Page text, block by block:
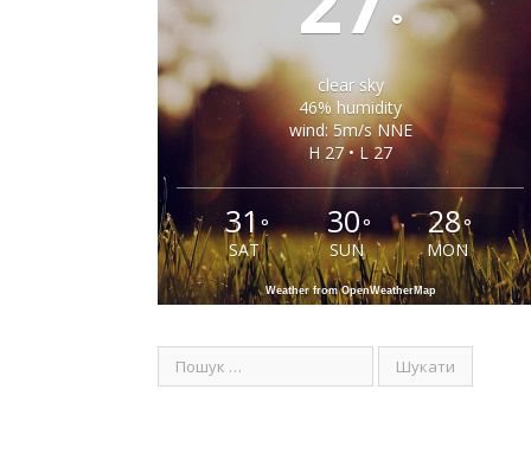
°
clear sky
46% humidity
wind: 5m/s NNE
H 27 • L 27
31°
SAT
30°
SUN
28°
MON
Weather from OpenWeatherMap